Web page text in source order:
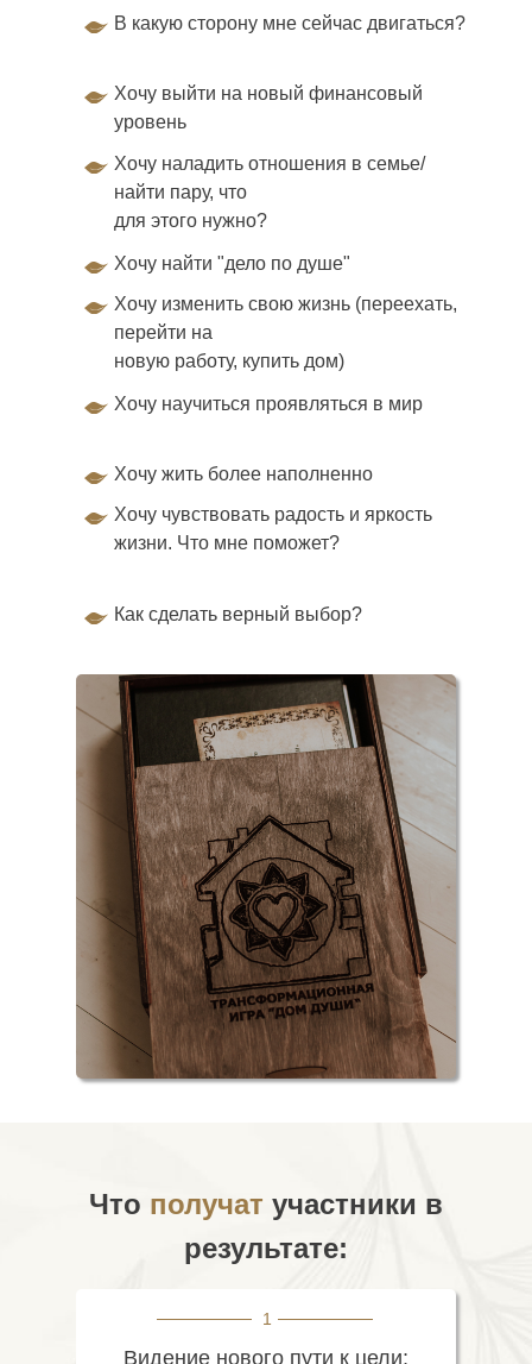
В какую сторону мне сейчас двигаться?
Хочу выйти на новый финансовый
уровень
Хочу наладить отношения в семье/
найти пару, что
для этого нужно?
Хочу найти "дело по душе"
Хочу изменить свою жизнь (переехать,
перейти на
новую работу, купить дом)
Хочу научиться проявляться в мир
Хочу жить более наполненно
Хочу чувствовать радость и яркость
жизни. Что мне поможет?
Как сделать верный выбор?
Что получат участники в
результате:
1
Видение нового пути к цели;